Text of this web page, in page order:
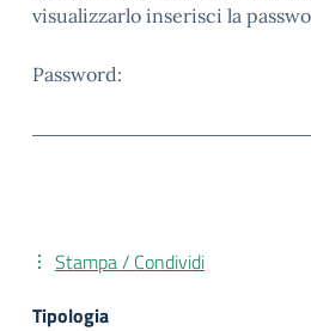
visualizzarlo inserisci la
Password:
Stampa / Condividi
Tipologia